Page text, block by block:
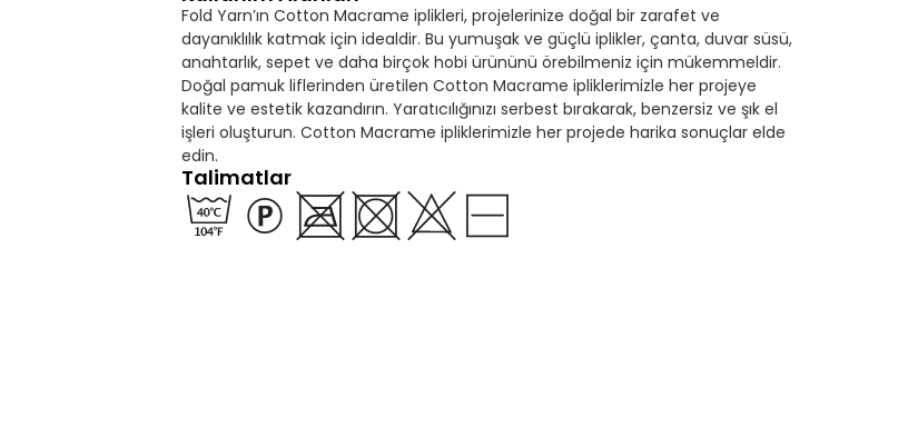
Fold Yarn’ın Cotton Macrame iplikleri, projelerinize doğal bir zarafet ve
dayanıklılık katmak için idealdir. Bu yumuşak ve güçlü iplikler, çanta, duvar süsü,
anahtarlık, sepet ve daha birçok hobi ürününü örebilmeniz için mükemmeldir.
Doğal pamuk liflerinden üretilen Cotton Macrame ipliklerimizle her projeye
kalite ve estetik kazandırın. Yaratıcılığınızı serbest bırakarak, benzersiz ve şık el
işleri oluşturun. Cotton Macrame ipliklerimizle her projede harika sonuçlar elde
edin.
Talimatlar